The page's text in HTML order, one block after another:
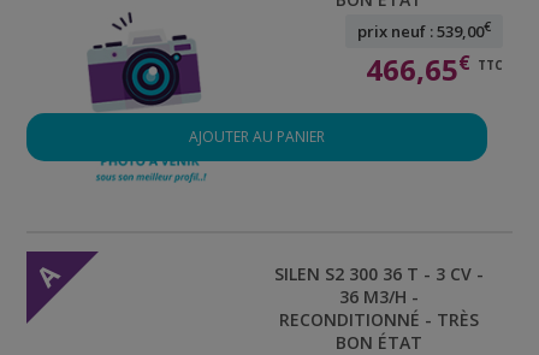
prix neuf : 539,00€
466,65€ TTC
AJOUTER AU PANIER
A
SILEN S2 300 36 T - 3 CV -
36 M3/H -
RECONDITIONNÉ - TRÈS
BON ÉTAT